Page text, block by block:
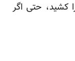
کشید، حتی اگر